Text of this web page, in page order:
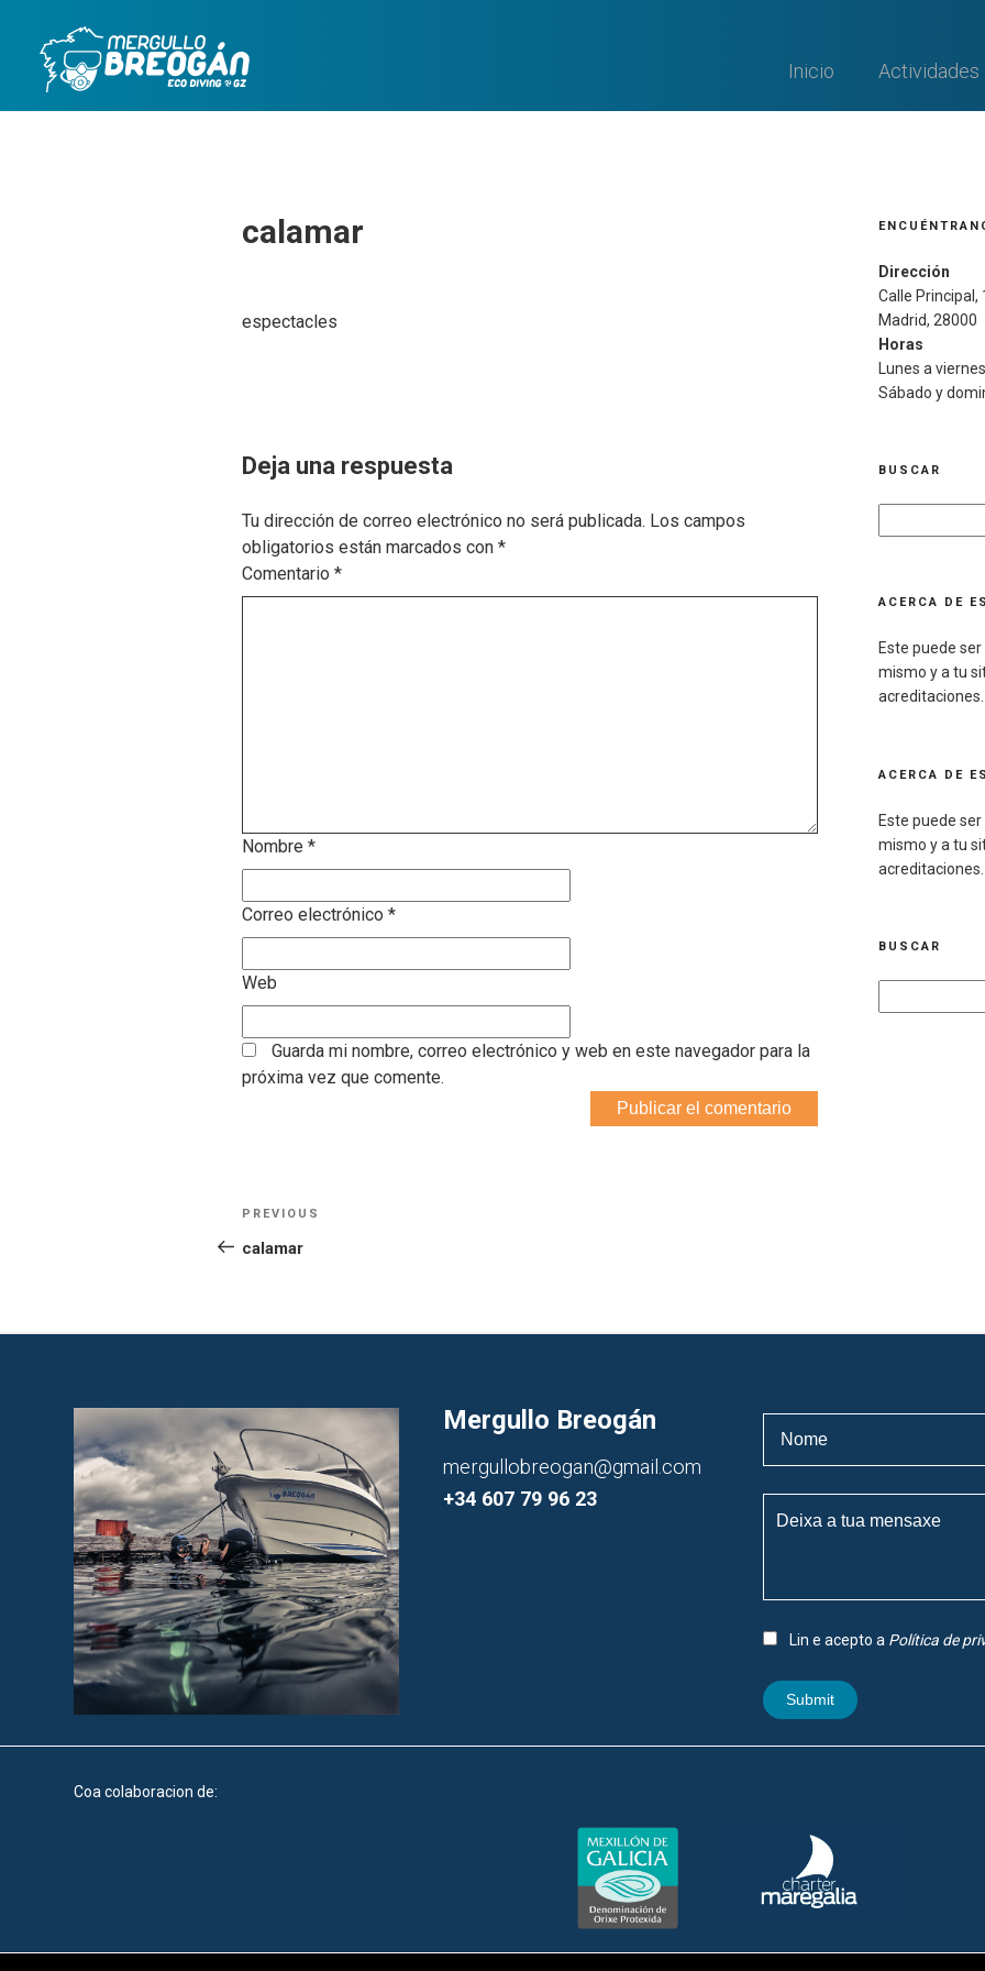
content
Inicio Actividades
calamar
espectacles
Deja una respuesta
Tu dirección de correo electrónico no será publicada. Los campos
obligatorios están marcados con *
Comentario *
Nombre *
Correo electrónico *
Web
Guarda mi nombre, correo electrónico y web en este navegador para la
próxima vez que comente.
Navegación
de
Previous
Post
PREVIOUS
calamar
Dirección
Calle Principal,
Madrid, 28000
Horas
Lunes a
Sábado y
BUSCAR
for:
ACERCA DE
Este puede
mismo y a tu
acreditaciones.
ACERCA DE
Este puede
mismo y a tu
acreditaciones.
BUSCAR
for:
Mergullo Breogán
mergullobreogan@gmail.com
+34 607 79 96 23
Lin e acepto a Política de
Submit
Coa colaboracion de: